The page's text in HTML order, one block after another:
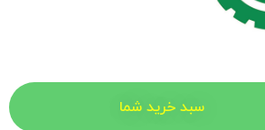
سبد خرید شما